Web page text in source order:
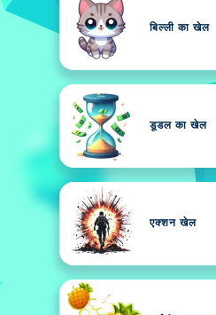
बिल्ली का खेल
डूडल का खेल
एक्शन खेल